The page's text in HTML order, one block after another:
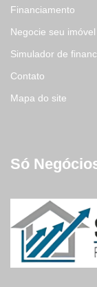
Financiamento
Negocie seu imóvel
Simulador de
Contato
Mapa do site
Só